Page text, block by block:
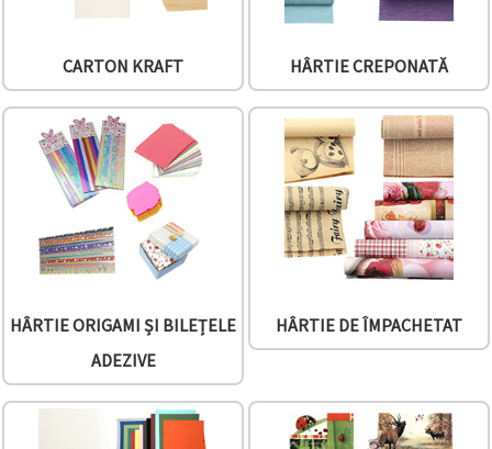
cookie -
urile făcând
clic pe
"acceptati
toate!" Sau
în setări
selectând
un tip de
făcând clic
CARTON KRAFT HÂRTIE CREPONATĂ
HÂRTIE ORIGAMI ȘI BILEȚELE
ADEZIVE
HÂRTIE DE ÎMPACHETAT